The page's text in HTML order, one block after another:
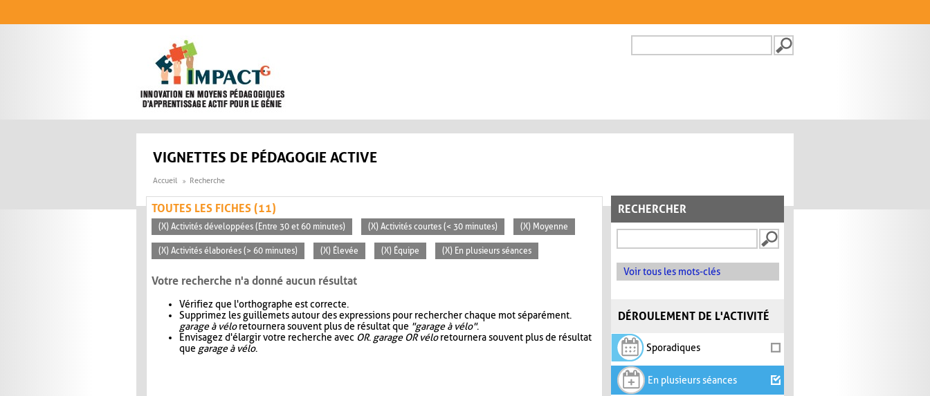
FORMULAIRE DE
VIGNETTES DE PÉDAGOGIE ACTIVE
Accueil Recherche
RECHERCHER
Voir tous les mots-clés
DÉROULEMENT DE L'ACTIVITÉ
Sporadiques
En plusieurs séances
TOUTES LES FICHES (11)
(X) Activités développées (Entre 30 et 60 minutes) (X) Activités courtes (< 30 minutes) (X) Moyenne
(X) Activités élaborées (> 60 minutes) (X) Élevée (X) Équipe (X) En plusieurs séances
Votre recherche n'a donné aucun résultat
Vérifiez que l'orthographe est correcte.
Supprimez les guillemets autour des expressions pour rechercher chaque mot séparément.
garage à véloretournera souvent plus de résultat que "garage à vélo".
Envisagez d'élargir votre recherche avec OR. garage OR véloretournera souvent plus de résultat
que garage à vélo.